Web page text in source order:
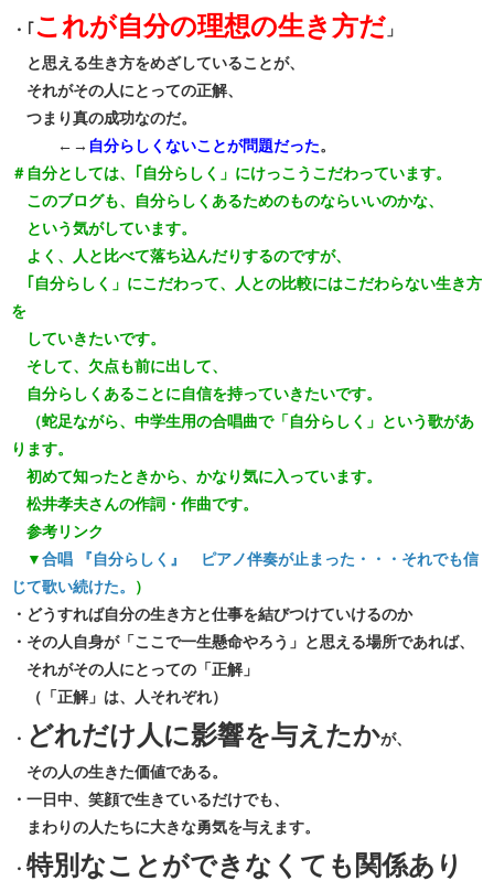
・｢ これが自分の理想の生き方だ 」
と思える生き方をめざしていることが、
それがその人にとっての正解、
つまり真の成功なのだ。
←→ 自分らしくないことが問題だった。
＃自分としては、｢自分らしく」にけっこうこだわっています。
このブログも、自分らしくあるためのものならいいのかな、
という気がしています。
よく、人と比べて落ち込んだりするのですが、
｢自分らしく」にこだわって、人との比較にはこだわらない生き方
を
していきたいです。
そして、欠点も前に出して、
自分らしくあることに自信を持っていきたいです。
（蛇足ながら、中学生用の合唱曲で「自分らしく」という歌があ
ります。
初めて知ったときから、かなり気に入っています。
松井孝夫さんの作詞・作曲です。
参考リンク
▼合唱 『自分らしく』 ピアノ伴奏が止まった・・・それでも信
じて歌い続けた。
）
・どうすれば自分の生き方と仕事を結びつけていけるのか
・その人自身が「ここで一生懸命やろう」と思える場所であれば、
それがその人にとっての「正解」
（「正解」は、人それぞれ）
・ どれだけ人に影響を与えたかが、
その人の生きた価値である。
・一日中、笑顔で生きているだけでも、
まわりの人たちに大きな勇気を与えます。
・ 特別なことができなくても関係あり